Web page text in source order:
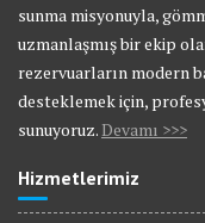
sunma misyonuyla,
uzmanlaşmış bir ekip
rezervuarların modern
desteklemek için,
sunuyoruz.Devamı >>>
Hizmetlerimiz